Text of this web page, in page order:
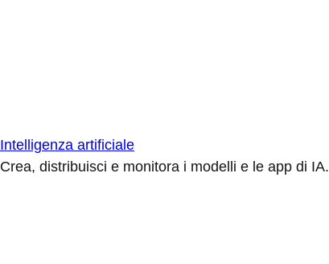
Intelligenza artificiale
Crea, distribuisci e monitora i modelli e le app di IA.